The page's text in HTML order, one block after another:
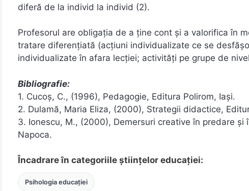
diferă de la individ la individ (2).
Profesorul are obligaţia de a ţine cont şi a valorifica în
tratare diferenţiată (acţiuni individualizate ce se
individualizate în afara lecţiei; activităţi pe grupe de
Bibliografie:
1. Cucoş, C., (1996), Pedagogie, Editura Polirom, Iaşi.
2. Dulamă, Maria Eliza, (2000), Strategii didactice,
3. Ionescu, M., (2000), Demersuri creative în predare
Napoca.
Încadrare în categoriile științelor educației:
Psihologia educației